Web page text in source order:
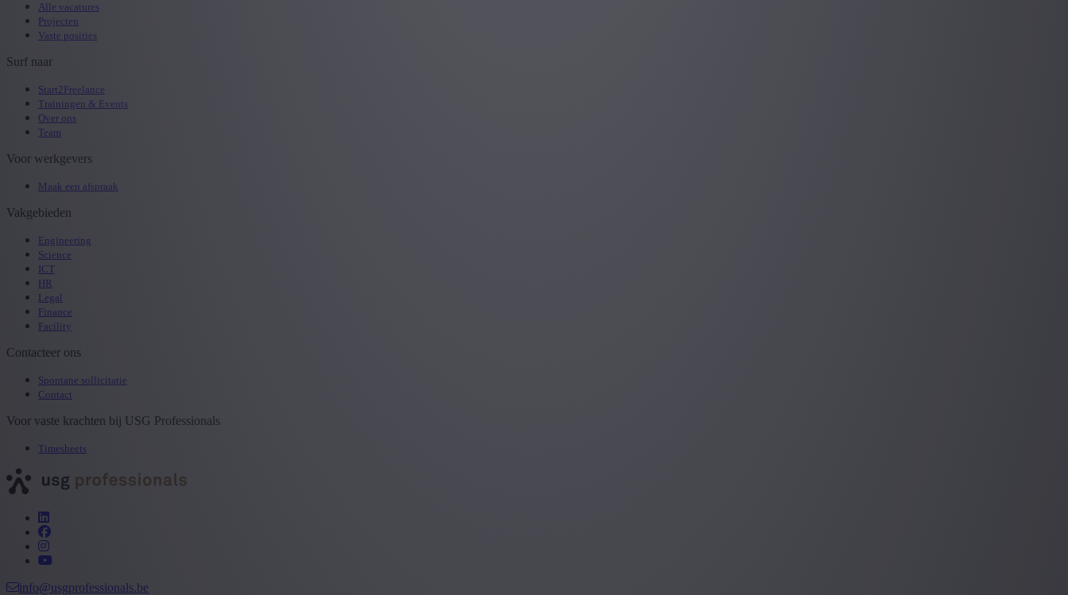
Alle vacatures
Projecten
Vaste posities
Surf naar
Start2Freelance
Trainingen & Events
Over ons
Team
Voor werkgevers
Maak een afspraak
Vakgebieden
Engineering
Science
ICT
HR
Legal
Finance
Facility
Contacteer ons
Spontane sollicitatie
Contact
Voor vaste krachten bij USG Professionals
Timesheets
info@usgprofessionals.be